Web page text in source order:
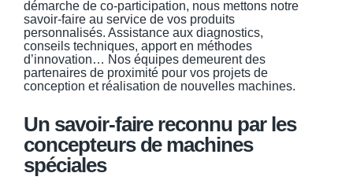
démarche de co-participation, nous mettons notre
savoir-faire au service de vos produits
personnalisés. Assistance aux diagnostics,
conseils techniques, apport en méthodes
d’innovation… Nos équipes demeurent des
partenaires de proximité pour vos projets de
conception et réalisation de nouvelles machines.
Un savoir-faire reconnu par les
concepteurs de machines
spéciales